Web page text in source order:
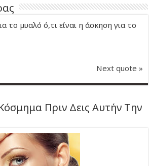
το μυαλό ό,τι είναι η άσκηση για το
Next quote »
Πριν Δεις Αυτήν Την